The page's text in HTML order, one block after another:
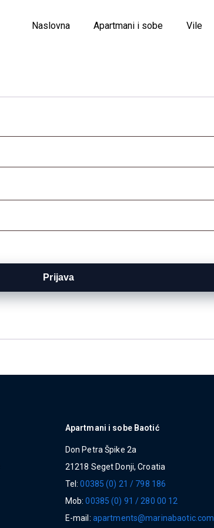
Naslovna Apartmani i sobe Vile
Prijava
Apartmani i sobe Baotić
Don Petra Špike 2a
21218 Seget Donji, Croatia
Tel:00385 (0) 21 / 798 186
Mob:00385 (0) 91 / 280 00 12
E-mail: apartments@marinabaotic.com